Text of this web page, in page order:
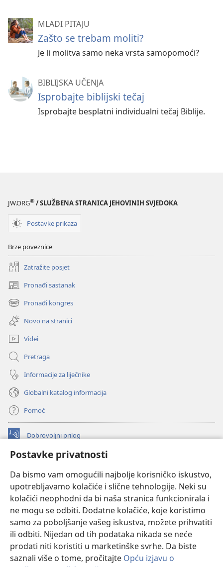
Postavke privatnosti
Da bismo vam omogućili najbolje korisničko iskustvo,
upotrebljavamo kolačiće i slične tehnologije. Neki su
kolačići neophodni da bi naša stranica funkcionirala i
ne mogu se odbiti. Dodatne kolačiće, koje koristimo
samo za poboljšanje vašeg iskustva, možete prihvatiti
ili odbiti. Nijedan od tih podataka nikada se neće
prodati niti koristiti u marketinške svrhe. Da biste
saznali više o tome, pročitajte Opću izjavu o
MLADI PITAJU
Zašto se trebam moliti?
Je li molitva samo neka vrsta samopomoći?
BIBLIJSKA UČENJA
Isprobajte biblijski tečaj
Isprobajte besplatni individualni tečaj Biblije.
JW.ORG® / SLUŽBENA STRANICA JEHOVINIH SVJEDOKA
Postavke prikaza
Brze poveznice
Zatražite posjet
Pronađi sastanak
(otvara
se
novi
prozor)
Pronađi kongres
(otvara
se
novi
prozor)
Novo na stranici
Videi
Pretraga
Informacije za liječnike
Globalni katalog informacija
Pomoć
Dobrovoljni prilog
(otvara
se
novi
INTERNETSKA BIBLIOTEKA Watchtower
se
novi
prozor)
JW Hub
(otvara
se
novi
JW Library
Watchtower Library